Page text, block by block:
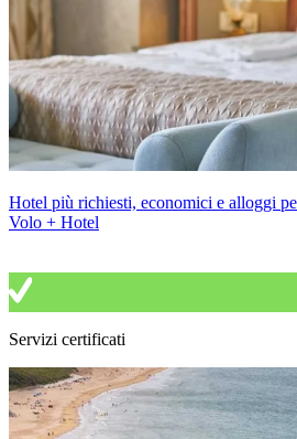
Hotel più richiesti, economici e alloggi
Volo + Hotel
Servizi certificati